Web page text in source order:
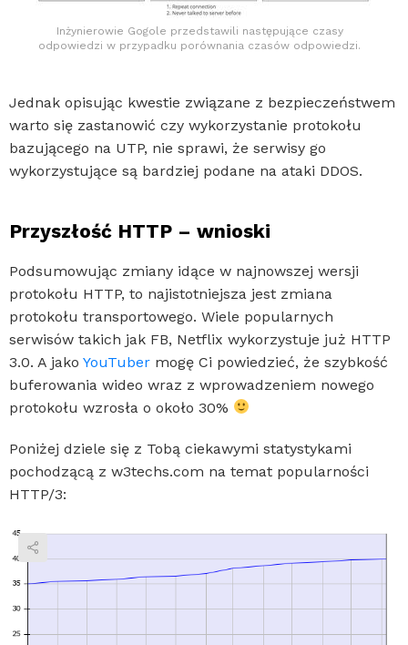
Inżynierowie Gogole przedstawili następujące czasy
odpowiedzi w przypadku porównania czasów odpowiedzi.
Jednak opisując kwestie związane z bezpieczeństwem
warto się zastanowić czy wykorzystanie protokołu
bazującego na UTP, nie sprawi, że serwisy go
wykorzystujące są bardziej podane na ataki DDOS.
Przyszłość HTTP – wnioski
Podsumowując zmiany idące w najnowszej wersji
protokołu HTTP, to najistotniejsza jest zmiana
protokołu transportowego. Wiele popularnych
serwisów takich jak FB, Netflix wykorzystuje już HTTP
3.0. A jako YouTuber mogę Ci powiedzieć, że szybkość
buferowania wideo wraz z wprowadzeniem nowego
protokołu wzrosła o około 30%
Poniżej dziele się z Tobą ciekawymi statystykami
pochodzącą z w3techs.com na temat popularności
HTTP/3: